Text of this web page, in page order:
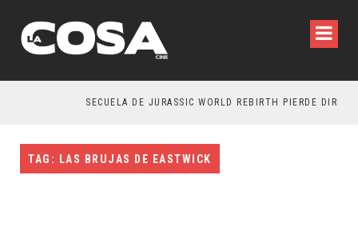
SECUELA DE JURASSIC WORLD REBIRTH PIERDE
TAG: LAS BRUJAS DE EASTWICK